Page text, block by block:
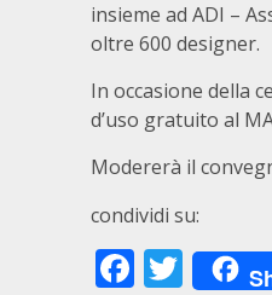
insieme ad ADI –
oltre 600 designer.
In occasione della
d’uso gratuito al
Modererà il
condividi su: